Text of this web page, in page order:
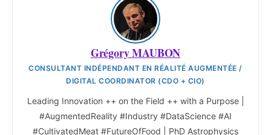
Grégory MAUBON
CONSULTANT INDÉPENDANT EN RÉALITÉ AUGMENTÉE /
DIGITAL COORDINATOR (CDO + CIO)
Leading Innovation ++ on the Field ++ with a Purpose |
#AugmentedReality #Industry #DataScience #AI
#CultivatedMeat #FutureOfFood | PhD Astrophysics